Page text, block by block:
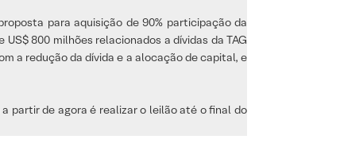
para aquisição de 90% participação da
800 milhões relacionados a dívidas da TAG
a redução da dívida e a alocação de capital, e
partir de agora é realizar o leilão até o final do